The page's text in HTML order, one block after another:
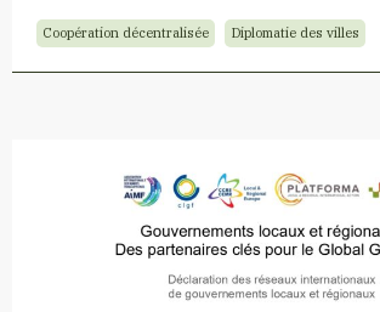
Coopération décentralisée Diplomatie des villes